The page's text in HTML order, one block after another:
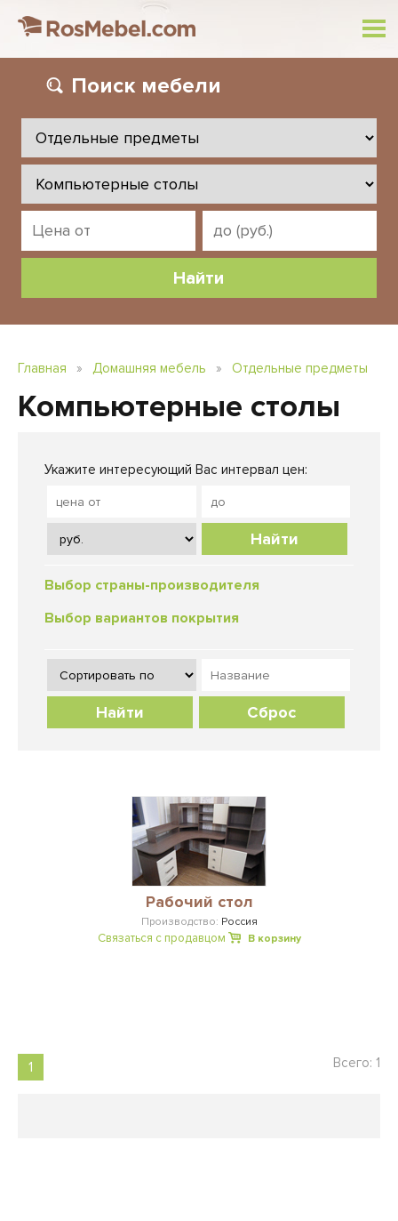
Поиск мебели
Главная » Домашняя мебель » Отдельные предметы
Компьютерные столы
Укажите интересующий Вас интервал цен:
Найти
Выбор страны-производителя
Выбор вариантов покрытия
Сброс
Рабочий стол
Производство: Россия
Связаться с продавцом В корзину
1 Всего: 1